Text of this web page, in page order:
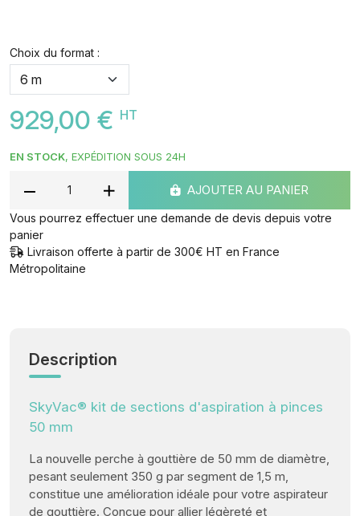
Choix du format :
929,00 € HT
EN STOCK, EXPÉDITION SOUS 24H
AJOUTER AU PANIER
Vous pourrez effectuer une demande de devis depuis votre
panier
Livraison offerte à partir de 300€ HT en France
Métropolitaine
Description
SkyVac® kit de sections d'aspiration à pinces
50 mm
La nouvelle perche à gouttière de 50 mm de diamètre,
pesant seulement 350 g par segment de 1,5 m,
constitue une amélioration idéale pour votre aspirateur
de gouttière. Conçue pour allier légèreté et